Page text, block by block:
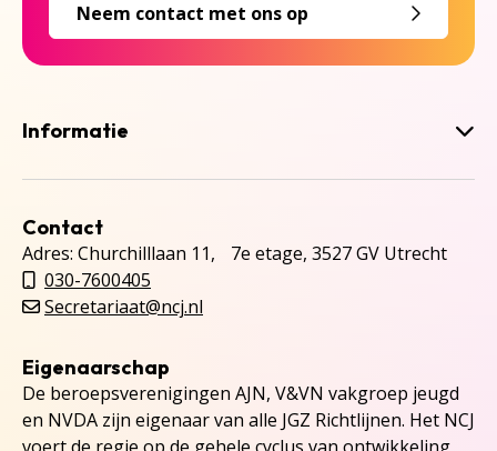
Neem contact met ons op
Informatie
Contact
Adres: Churchilllaan 11, 7e etage, 3527 GV Utrecht
030-7600405
Secretariaat@ncj.nl
Eigenaarschap
De beroepsverenigingen AJN, V&VN vakgroep jeugd
en NVDA zijn eigenaar van alle JGZ Richtlijnen. Het NCJ